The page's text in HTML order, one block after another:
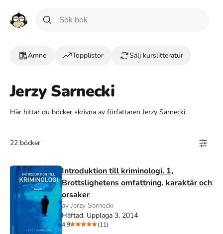
Ämne Topplistor Sälj kurslitteratur
Jerzy Sarnecki
Här hittar du böcker skrivna av författaren Jerzy Sarnecki.
22 böcker
Introduktion till kriminologi. 1,
Brottslighetens omfattning, karaktär och
orsaker
av Jerzy Sarnecki
Häftad, Upplaga 3, 2014
4.9
(11)